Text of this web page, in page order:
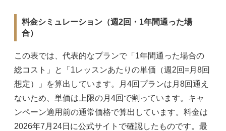
料金シミュレーション（週2回・1年間通った場
合）
この表では、代表的なプランで「1年間通った場合の
総コスト」と「1レッスンあたりの単価（週2回=月8回
想定）」を算出しています。月4回プランは月8回通え
ないため、単価は上限の月4回で割っています。キャ
ンペーン適用前の通常価格で算出しています。料金は
2026年7月24日に公式サイトで確認したものです。最